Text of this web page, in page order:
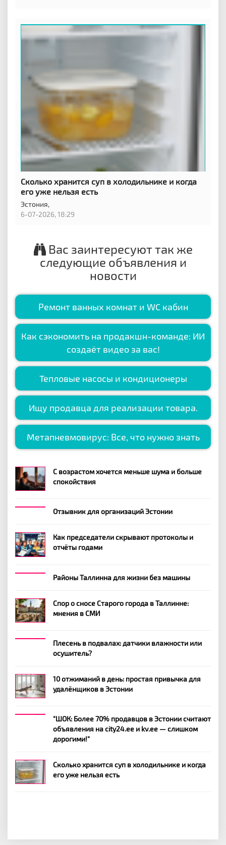
Сколько хранится суп в холодильнике и когда
его уже нельзя есть
Эстония,
6-07-2026, 18:29
Вас заинтересуют так же
следующие объявления и
новости
Ремонт ванных комнат и WC кабин
Как сэкономить на продакшн-команде: ИИ
создаёт видео за вас!
Тепловые насосы и кондиционеры
Ищу продавца для реализации товара.
Метапневмовирус: Все, что нужно знать
С возрастом хочется меньше шума и больше
спокойствия
Отзывник для организаций Эстонии
Как председатели скрывают протоколы и
отчёты годами
Районы Таллинна для жизни без машины
Спор о сносе Старого города в Таллинне:
мнения в СМИ
Плесень в подвалах: датчики влажности или
осушитель?
10 отжиманий в день: простая привычка для
удалёнщиков в Эстонии
"ШОК: Более 70% продавцов в Эстонии считают
объявления на city24.ee и kv.ee — слишком
дорогими!"
Сколько хранится суп в холодильнике и когда
его уже нельзя есть